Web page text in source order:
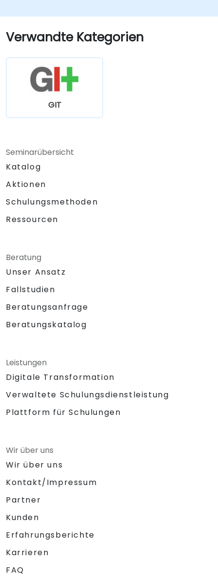
Verwandte Kategorien
GIT
Seminarübersicht
Katalog
Aktionen
Schulungsmethoden
Ressourcen
Beratung
Unser Ansatz
Fallstudien
Beratungsanfrage
Beratungskatalog
Leistungen
Digitale Transformation
Verwaltete Schulungsdienstleistung
Plattform für Schulungen
Wir über uns
Wir über uns
Kontakt/Impressum
Partner
Kunden
Erfahrungsberichte
Karrieren
FAQ